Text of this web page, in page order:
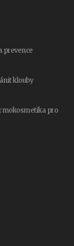
prevence
klouby
pro